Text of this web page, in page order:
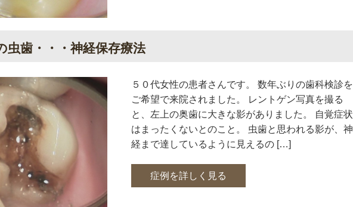
虫歯・・・神経保存療法
５０代女性の患者さんです。 数年ぶりの歯科検診を
ご希望で来院されました。 レントゲン写真を撮る
と、左上の奥歯に大きな影がありました。 自覚症状
はまったくないとのこと。 虫歯と思われる影が、神
経まで達しているように見えるの […]
症例を詳しく見る